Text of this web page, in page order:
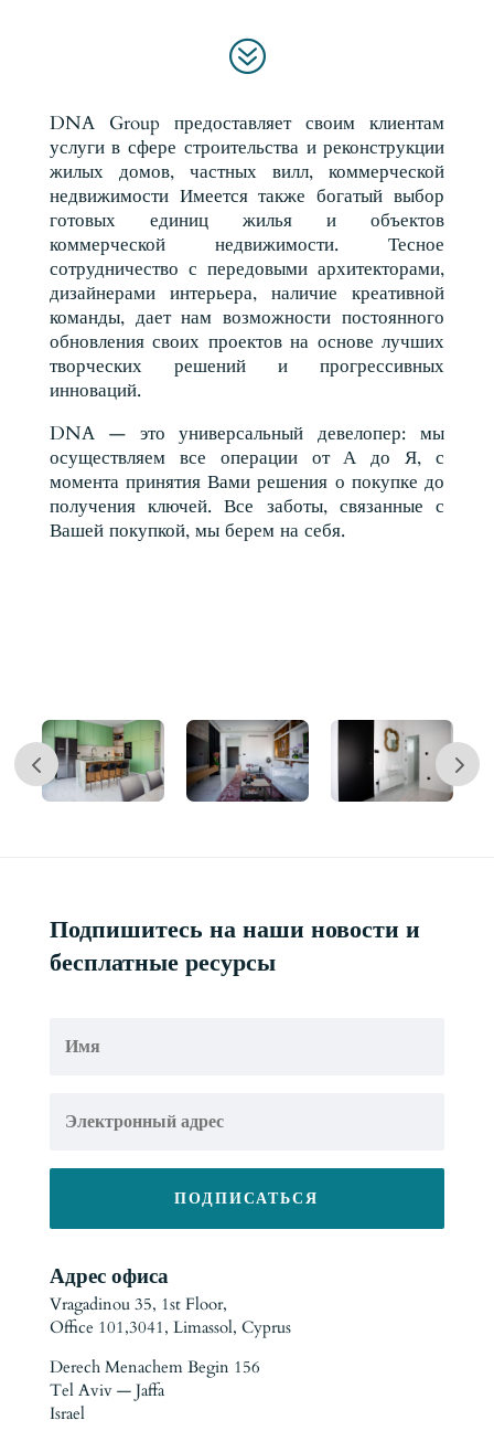
?
DNA Group предоставляет своим клиентам
услуги в сфере строительства и реконструкции
жилых домов, частных вилл, коммерческой
недвижимости Имеется также богатый выбор
готовых единиц жилья и объектов
коммерческой недвижимости. Тесное
сотрудничество с передовыми архитекторами,
дизайнерами интерьера, наличие креативной
команды, дает нам возможности постоянного
обновления своих проектов на основе лучших
творческих решений и прогрессивных
инноваций.
DNA — это универсальный девелопер: мы
осуществляем все операции от А до Я, с
момента принятия Вами решения о покупке до
получения ключей. Все заботы, связанные с
Вашей покупкой, мы берем на себя.
Подпишитесь на наши новости и
бесплатные ресурсы
ПОДПИСАТЬСЯ
Адрес офиса
Vragadinou 35, 1st Floor,
Office 101,3041, Limassol, Cyprus
Derech Menachem Begin 156
Tel Aviv — Jaffa
Israel